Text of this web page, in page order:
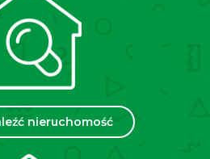
nieruchomość